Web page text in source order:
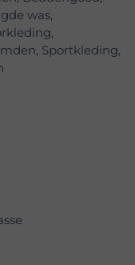
was,
Sportkleding,